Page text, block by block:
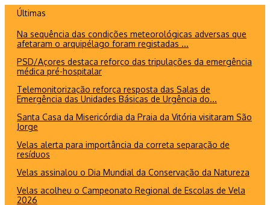
conteúdo
Últimas
Na sequência das condições meteorológicas adversas que
afetaram o arquipélago foram registadas ...
PSD/Açores destaca reforço das tripulações da emergência
médica pré-hospitalar
Telemonitorização reforça resposta das Salas de
Emergência das Unidades Básicas de Urgência do...
Santa Casa da Misericórdia da Praia da Vitória visitaram São
Jorge
Velas alerta para importância da correta separação de
resíduos
Velas assinalou o Dia Mundial da Conservação da Natureza
Velas acolheu o Campeonato Regional de Escolas de Vela
2026